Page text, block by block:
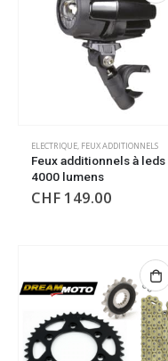
ELECTRIQUE, FEUX ADDITIONNELS
Feux additionnels à leds
4000 lumens
CHF 149.00